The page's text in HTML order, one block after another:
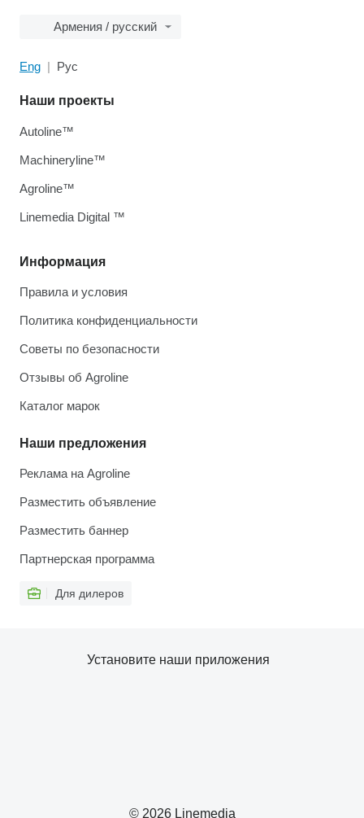
Армения / русский
Eng Рус
Информация
Правила и условия
Политика конфиденциальности
Советы по безопасности
Отзывы об Agroline
Каталог марок
Наши предложения
Реклама на Agroline
Разместить объявление
Разместить баннер
Партнерская программа
Для дилеров
Наши проекты
Autoline™
Machineryline™
Agroline™
Linemedia Digital ™
© 2026 Linemedia
Установите наши приложения